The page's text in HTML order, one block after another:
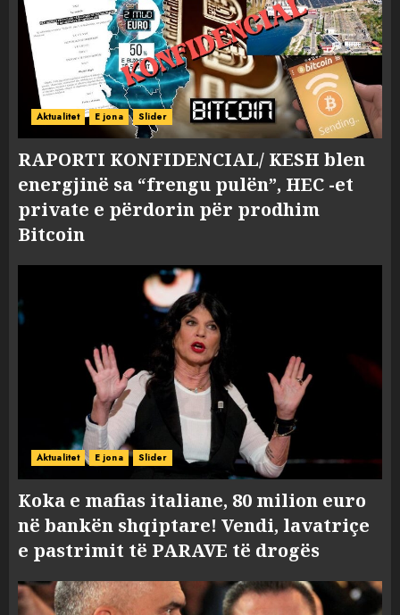
Aktualitet E jona Slider
RAPORTI KONFIDENCIAL/ KESH blen
energjinë sa “frengu pulën”, HEC -et
private e përdorin për prodhim
Bitcoin
Aktualitet E jona Slider
Koka e mafias italiane, 80 milion euro
në bankën shqiptare! Vendi, lavatriçe
e pastrimit të PARAVE të drogës